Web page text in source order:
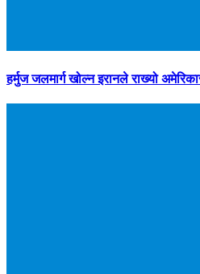
हर्मुज जलमार्ग खोल्न इरानले राख्यो